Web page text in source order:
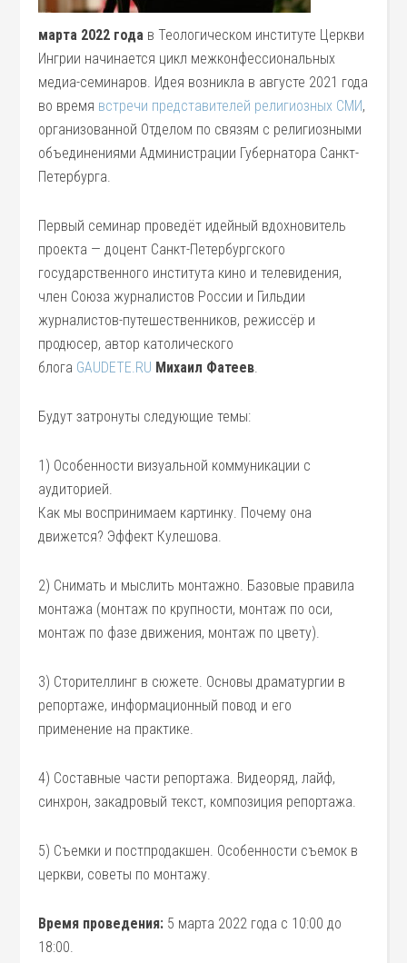
марта 2022 года в Теологическом институте Церкви
Ингрии начинается цикл межконфессиональных
медиа-семинаров. Идея возникла в августе 2021 года
во время встречи представителей религиозных СМИ,
организованной Отделом по связям с религиозными
объединениями Администрации Губернатора Санкт-
Петербурга.
Первый семинар проведёт идейный вдохновитель
проекта — доцент Санкт-Петербургского
государственного института кино и телевидения,
член Союза журналистов России и Гильдии
журналистов-путешественников, режиссёр и
продюсер, автор католического
блога GAUDETE.RU Михаил Фатеев.
Будут затронуты следующие темы:
1) Особенности визуальной коммуникации с
аудиторией.
Как мы воспринимаем картинку. Почему она
движется? Эффект Кулешова.
2) Снимать и мыслить монтажно. Базовые правила
монтажа (монтаж по крупности, монтаж по оси,
монтаж по фазе движения, монтаж по цвету).
3) Сторителлинг в сюжете. Основы драматургии в
репортаже, информационный повод и его
применение на практике.
4) Составные части репортажа. Видеоряд, лайф,
синхрон, закадровый текст, композиция репортажа.
5) Съемки и постпродакшен. Особенности съемок в
церкви, советы по монтажу.
Время проведения: 5 марта 2022 года с 10:00 до
18:00.